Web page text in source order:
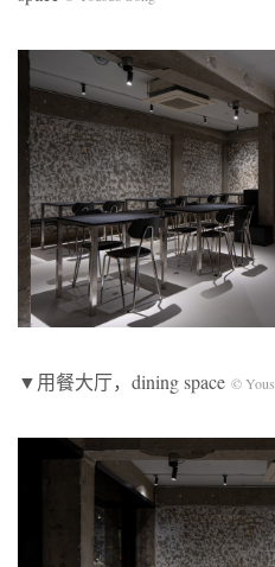
▼用餐大厅，dining space ©